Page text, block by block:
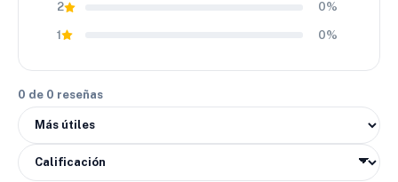
2 0%
1 0%
0 de 0 reseñas